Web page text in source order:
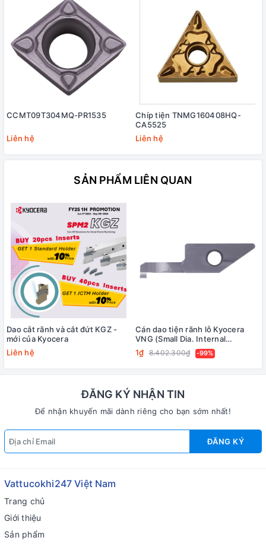
CCMT09T304MQ-PR1535
Liên hệ
Chíp tiện TNMG160408HQ-
CA5525
Liên hệ
SẢN PHẨM LIÊN QUAN
Dao cắt rãnh và cắt đứt KGZ -
mới của Kyocera
Liên hệ
Cán dao tiện rãnh lỗ Kyocera
VNG (Small Dia. Internal
Grooving System Tip-Bars)
1₫ 8.402.300₫ -99%
ĐĂNG KÝ NHẬN TIN
Để nhận khuyến mãi dành riêng cho bạn sớm nhất!
ĐĂNG KÝ
Vattucokhi247 Việt Nam
Trang chủ
Giới thiệu
Sản phẩm